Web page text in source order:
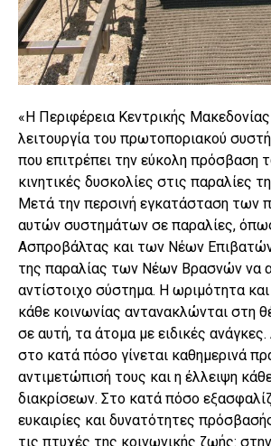
«Η Περιφέρεια Κεντρικής Μακεδονίας
λειτουργία του πρωτοποριακού
που επιτρέπει την εύκολη πρόσβαση
κινητικές δυσκολίες στις παραλίες
Μετά την περσινή εγκατάσταση των
αυτών συστημάτων σε παραλίες,
Ασπροβάλτας και των Νέων
της παραλίας των Νέων Βρασνών να
αντίστοιχο σύστημα. Η ωριμότητα
κάθε κοινωνίας αντανακλώνται στη
σε αυτή, τα άτομα με ειδικές
στο κατά πόσο γίνεται καθημερινά
αντιμετώπισή τους και η έλλειψη
διακρίσεων. Στο κατά πόσο
ευκαιρίες και δυνατότητες
τις πτυχές της κοινωνικής ζωής: